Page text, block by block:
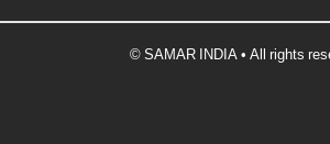
© SAMAR INDIA • All rights